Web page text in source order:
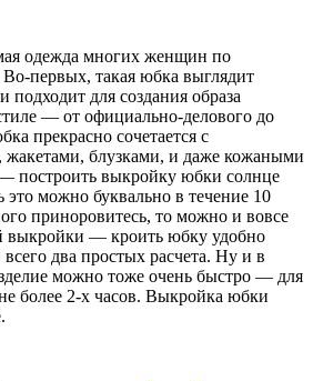
одежда многих женщин по
первых, такая юбка выглядит
для создания образа
— от официально-делового до
прекрасно сочетается с
блузками, и даже кожаными
построить выкройку юбки солнце
это можно буквально в течение 10
приноровитесь, то можно и вовсе
выкройки — кроить юбку удобно
два простых расчета. Ну и в
можно тоже очень быстро — для
более 2-х часов. Выкройка юбки